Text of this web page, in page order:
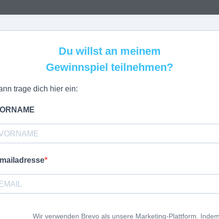
Du willst an meinem
Gewinnspiel teilnehmen?
trage dich hier ein:
Wir verwenden Brevo als unsere Marketing-Plattform.